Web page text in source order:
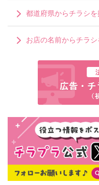
都道府県からチラシを
お店の名前からチラシ